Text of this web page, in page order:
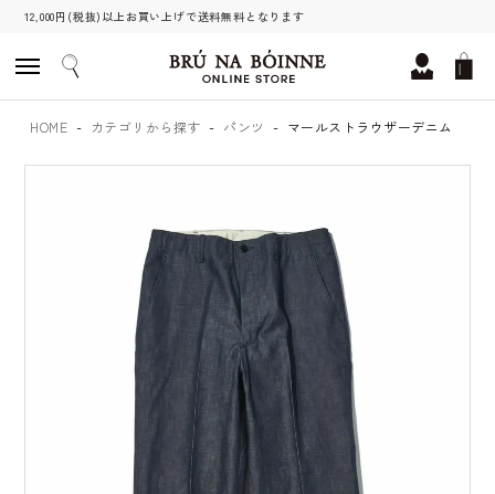
12,000円(税抜)以上お買い上げで送料無料となります
HOME カテゴリから探す パンツ マールストラウザーデニム